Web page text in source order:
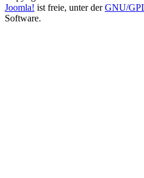
Joomla! ist freie, unter derGNU/
Software.